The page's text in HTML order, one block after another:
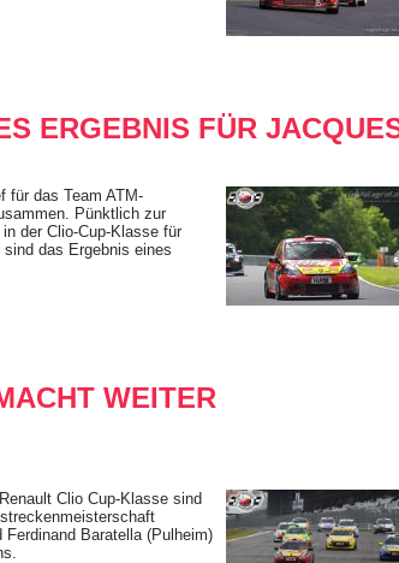
ERGEBNIS FÜR
für das Team ATM-
Pünktlich zur
der Clio-Cup-Klasse für
das Ergebnis eines
WEITER
Clio Cup-Klasse sind
Baratella (Pulheim)